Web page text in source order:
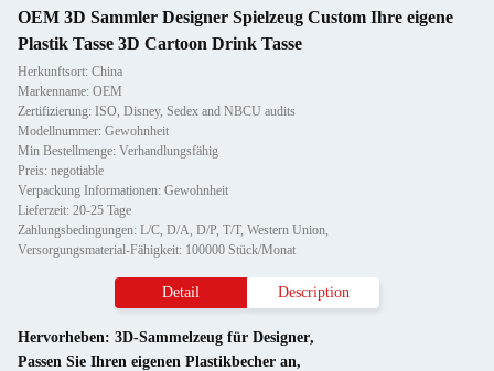
OEM 3D Sammler Designer Spielzeug Custom Ihre eigene
Plastik Tasse 3D Cartoon Drink Tasse
Herkunftsort: China
Markenname: OEM
Zertifizierung: ISO, Disney, Sedex and NBCU audits
Modellnummer: Gewohnheit
Min Bestellmenge: Verhandlungsfähig
Preis: negotiable
Verpackung Informationen: Gewohnheit
Lieferzeit: 20-25 Tage
Zahlungsbedingungen: L/C, D/A, D/P, T/T, Western Union,
Versorgungsmaterial-Fähigkeit: 100000 Stück/Monat
Detail Description
Hervorheben: 3D-Sammelzeug für Designer,
Passen Sie Ihren eigenen Plastikbecher an,